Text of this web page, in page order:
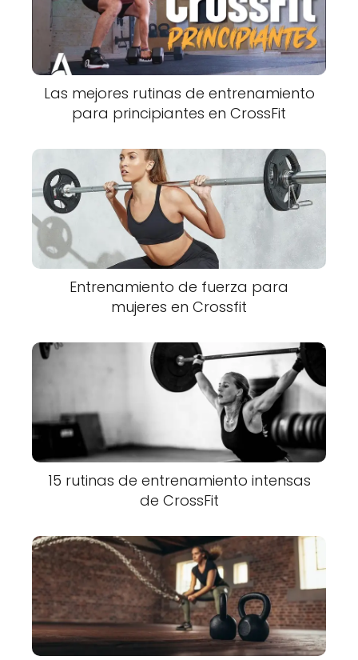
Las mejores rutinas de entrenamiento
para principiantes en CrossFit
Entrenamiento de fuerza para
mujeres en Crossfit
15 rutinas de entrenamiento intensas
de CrossFit